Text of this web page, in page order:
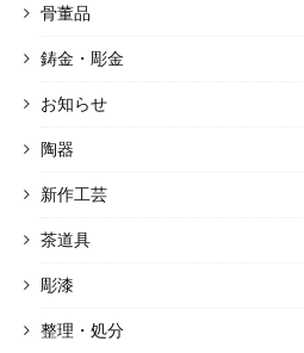
骨董品
鋳金・彫金
お知らせ
陶器
新作工芸
茶道具
彫漆
整理・処分